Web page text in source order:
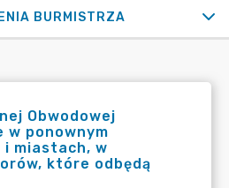
BURMISTRZA
Obwodowej
w ponownym
i miastach, w
które odbędą